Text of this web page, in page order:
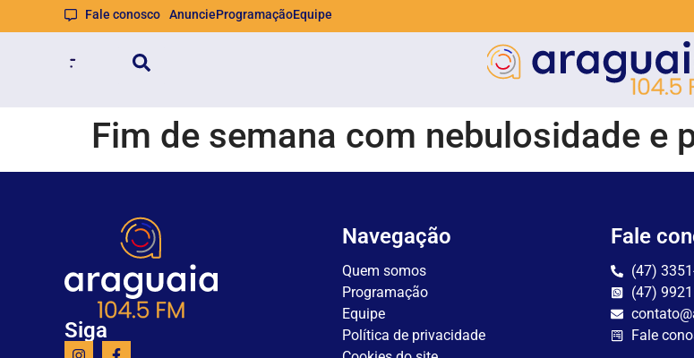
Fale conosco AnuncieProgramaçãoEquipe
Fim de semana com nebulosidade e
Siga
Navegação
Quem somos
Programação
Equipe
Política de privacidade
Fale
(47)
(47)
Fale